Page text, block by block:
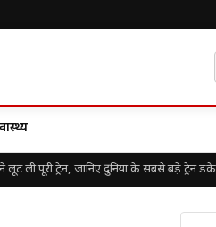
पूरी ट्रेन, जानिए दुनिया के सबसे बड़े ट्रेन डकैती